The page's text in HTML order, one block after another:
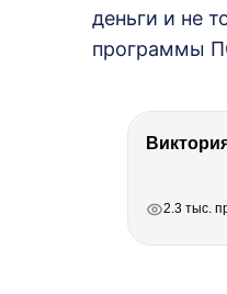
деньги и не
программы
2.3 тыс.